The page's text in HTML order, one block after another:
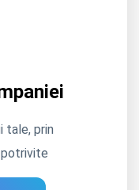
tale, prin